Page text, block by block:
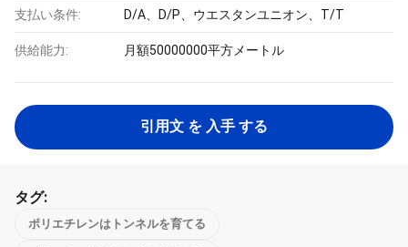
支払い条件: D/A、D/P、ウエスタンユニオン、T/T
供給能力: 月額50000000平方メートル
引用文 を 入手 する
タグ:
ポリエチレンはトンネルを育てる